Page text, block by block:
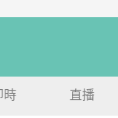
時 直播